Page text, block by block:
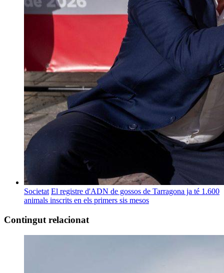
Societat El registre d'ADN de gossos de Tarragona ja té 1.600
animals inscrits en els primers sis mesos
Contingut relacionat